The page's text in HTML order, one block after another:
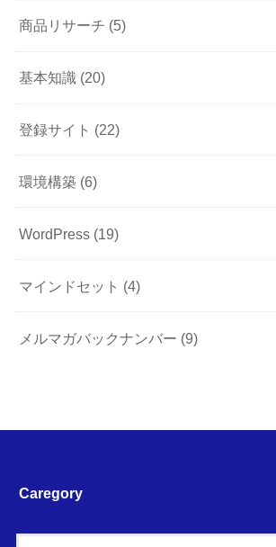
商品リサーチ (5)
基本知識 (20)
登録サイト (22)
環境構築 (6)
WordPress (19)
マインドセット (4)
メルマガバックナンバー (9)
Caregory